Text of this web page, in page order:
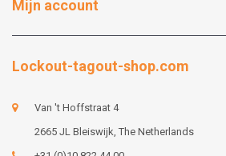
Mijn account
Lockout-tagout-shop.com
Van 't Hoffstraat 4
2665 JL Bleiswijk, The Netherlands